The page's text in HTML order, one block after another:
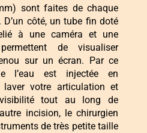
sont faites de chaque
côté, un tube fin doté
à une caméra et une
de visualiser
sur un écran. Par ce
l’eau est injectée en
laver votre articulation et
tout au long de
incision, le chirurgien
de très petite taille